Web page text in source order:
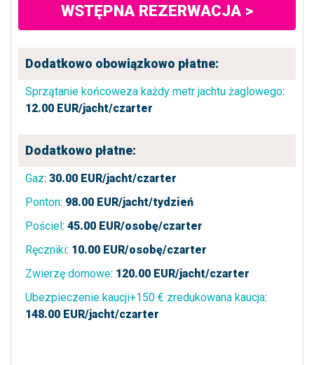
WSTĘPNA REZERWACJA >
Dodatkowo obowiązkowo płatne:
Sprzątanie końcoweza każdy metr jachtu żaglowego:
12.00 EUR/jacht/czarter
Dodatkowo płatne:
Gaz: 30.00 EUR/jacht/czarter
Ponton: 98.00 EUR/jacht/tydzień
Pościel: 45.00 EUR/osobę/czarter
Ręczniki: 10.00 EUR/osobę/czarter
Zwierzę domowe: 120.00 EUR/jacht/czarter
Ubezpieczenie kaucji+150 € zredukowana kaucja:
148.00 EUR/jacht/czarter